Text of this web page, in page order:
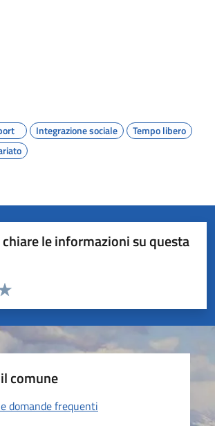
Integrazione sociale
Tempo libero
le informazioni su questa
la pagina
5 stelle su 5
4 stelle su 5
su 5
su 5
5
comune
domande frequenti